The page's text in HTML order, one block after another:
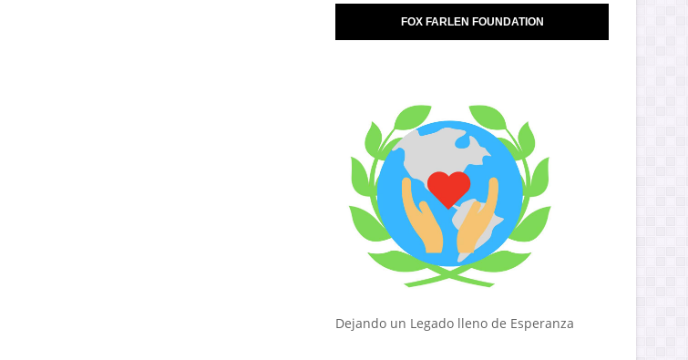
FOX FARLEN FOUNDATION
Dejando un Legado lleno de Esperanza